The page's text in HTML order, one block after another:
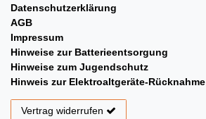
Datenschutzerklärung
AGB
Impressum
Hinweise zur Batterieentsorgung
Hinweise zum Jugendschutz
Hinweis zur Elektroaltgeräte-Rücknahme
Vertrag widerrufen